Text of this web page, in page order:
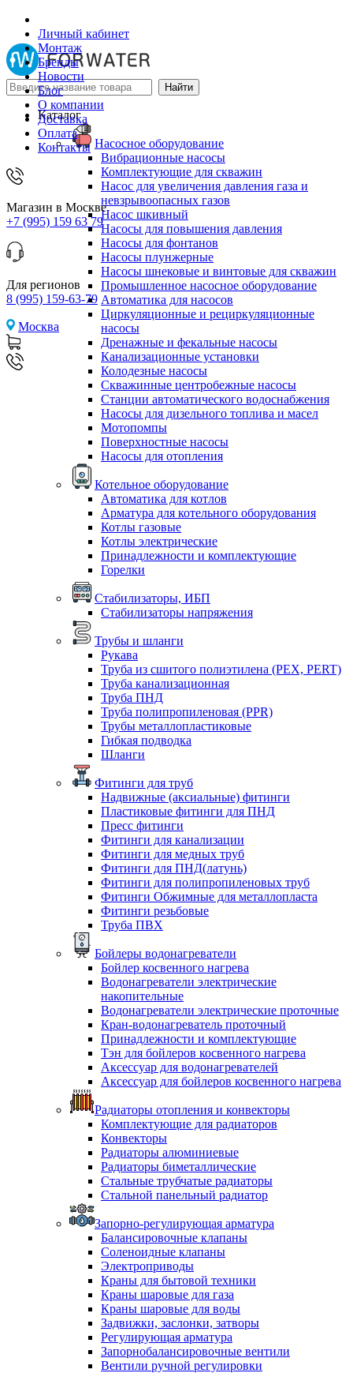
Личный кабинет
Монтаж
Бренды
Новости
Блог
О компании
Доставка
Оплата
Контакты
Магазин в Москве
+7 (995) 159 63 79
Для регионов
8 (995) 159-63-79
Москва
Каталог
Насосное оборудование
Вибрационные насосы
Комплектующие для скважин
Насос для увеличения давления газа и
невзрывоопасных газов
Насос шкивный
Насосы для повышения давления
Насосы для фонтанов
Насосы плунжерные
Насосы шнековые и винтовые для скважин
Промышленное насосное оборудование
Автоматика для насосов
Циркуляционные и рециркуляционные
насосы
Дренажные и фекальные насосы
Канализационные установки
Колодезные насосы
Скважинные центробежные насосы
Станции автоматического водоснабжения
Насосы для дизельного топлива и масел
Мотопомпы
Поверхностные насосы
Насосы для отопления
Котельное оборудование
Автоматика для котлов
Арматура для котельного оборудования
Котлы газовые
Котлы электрические
Принадлежности и комплектующие
Горелки
Стабилизаторы, ИБП
Стабилизаторы напряжения
Трубы и шланги
Рукава
Труба из сшитого полиэтилена (PEX, PERT)
Труба канализационная
Труба ПНД
Труба полипропиленовая (PPR)
Трубы металлопластиковые
Гибкая подводка
Шланги
Фитинги для труб
Надвижные (аксиальные) фитинги
Пластиковые фитинги для ПНД
Пресс фитинги
Фитинги для канализации
Фитинги для медных труб
Фитинги для ПНД(латунь)
Фитинги для полипропиленовых труб
Фитинги Обжимные для металлопласта
Фитинги резьбовые
Труба ПВХ
Бойлеры водонагреватели
Бойлер косвенного нагрева
Водонагреватели электрические
накопительные
Водонагреватели электрические проточные
Кран-водонагреватель проточный
Принадлежности и комплектующие
Тэн для бойлеров косвенного нагрева
Аксессуар для водонагревателей
Аксессуар для бойлеров косвенного нагрева
Радиаторы отопления и конвекторы
Комплектующие для радиаторов
Конвекторы
Радиаторы алюминиевые
Радиаторы биметаллические
Стальные трубчатые радиаторы
Стальной панельный радиатор
Запорно-регулирующая арматура
Балансировочные клапаны
Соленоидные клапаны
Электроприводы
Краны для бытовой техники
Краны шаровые для газа
Краны шаровые для воды
Задвижки, заслонки, затворы
Регулирующая арматура
Запорнобалансировочные вентили
Вентили ручной регулировки